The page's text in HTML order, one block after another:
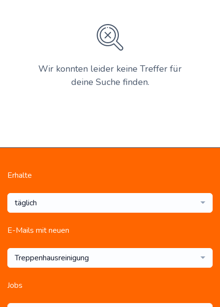
Wir konnten leider keine Treffer für
deine Suche finden.
Erhalte
täglich
E-Mails mit neuen
Treppenhausreinigung
Jobs